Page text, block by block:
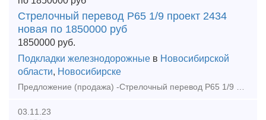
Стрелочный перевод Р65 1/9 проект 2434
новая по 1850000 руб
1850000 руб.
Подкладки железнодорожные в Новосибирской
области, Новосибирске
Предложение (продажа) -Стрелочный перевод Р65 1/9 проект 2434 новая по 1850000 руб - Стрелочный перевод Р65 1/9 проект 2769, Правая 2016 год по 1 750 000 руб
03.11.23